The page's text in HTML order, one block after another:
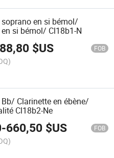
en si bémol/
si bémol/ Cl18b1-N
88,80 $US FOB
Clarinette en ébène/
Cl18b2-Ne
-660,50 $US FOB